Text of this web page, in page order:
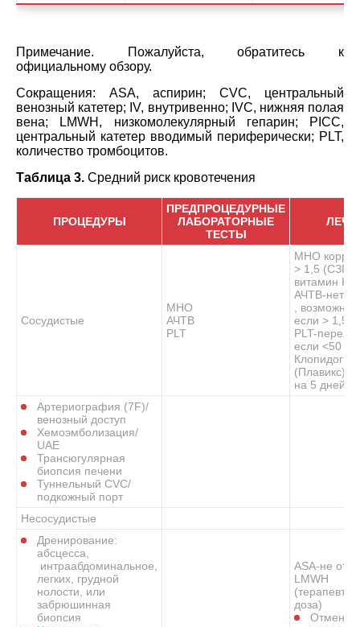
Примечание. Пожалуйста, обратитесь к
официальному обзору.
Сокращения: ASA, аспирин; CVC, центральный
венозный катетер; IV, внутривенно; IVC, нижняя полая
вена; LMWH, низкомолекулярный гепарин; PICC,
центральный катетер вводимый периферически; PLT,
количество тромбоцитов.
Таблица 3. Средний риск кровотечения
ПРОЦЕДУРЫ
ПРЕДПРОЦЕДУРНЫЕ
ЛАБОРАТОРНЫЕ
ТЕСТЫ
Сосудистые
МНО
АЧТВ
PLT
МНО
> 1,5 (СЗП
витамин К)
АЧТВ-нет
, возможна
если >
PLT-
если <50 К
(Плавикс) –
на 5 дней
Артериография (7F)/
венозный доступ
Хемоэмболизация/
UAE
Трансюгулярная
биопсия печени
Туннельный CVC/
подкожный порт
Несосудистые
Дренирование:
абсцесса,
интраабдоминальное,
легких, грудной
нолости, или
забрюшинная
биопсия
ASA-не
LMWH
доза)